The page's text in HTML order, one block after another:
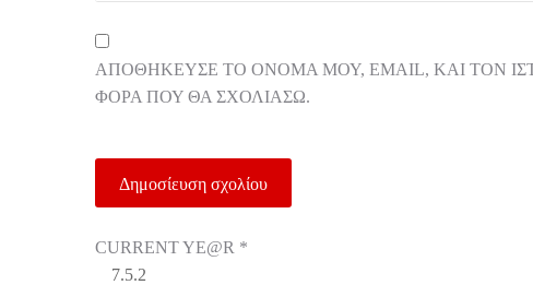
ΑΠΟΘΉΚΕΥΣΕ ΤΟ ΌΝΟΜΆ ΜΟΥ, EMAIL, ΚΑΙ ΤΟΝ
ΦΟΡΆ ΠΟΥ ΘΑ ΣΧΟΛΙΆΣΩ.
CURRENT YE@R *